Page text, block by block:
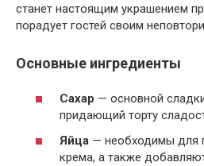
станет настоящим украшением
порадует гостей своим
Основные ингредиенты
Сахар — основной
придающий торту
Яйца — необходимы для
крема, а также